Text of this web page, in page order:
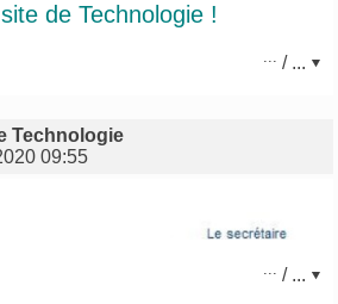
de Technologie !
... / ...
Technologie
09:55
/ ...